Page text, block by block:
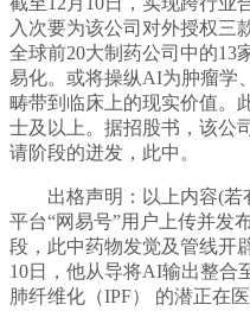
入次要为该公司对外授权三
全球前20大制药公司中的13
易化。或将操纵AI为肿瘤学
畴带到临床上的现实价值。
士及以上。据招股书，该公
请阶段的迸发，此中。
出格声明：以上内容(若
平台“网易号”用户上传并发
段，此中药物发觉及管线开
10日，他从导将AI输出整合
肺纤维化（IPF） 的潜正在医